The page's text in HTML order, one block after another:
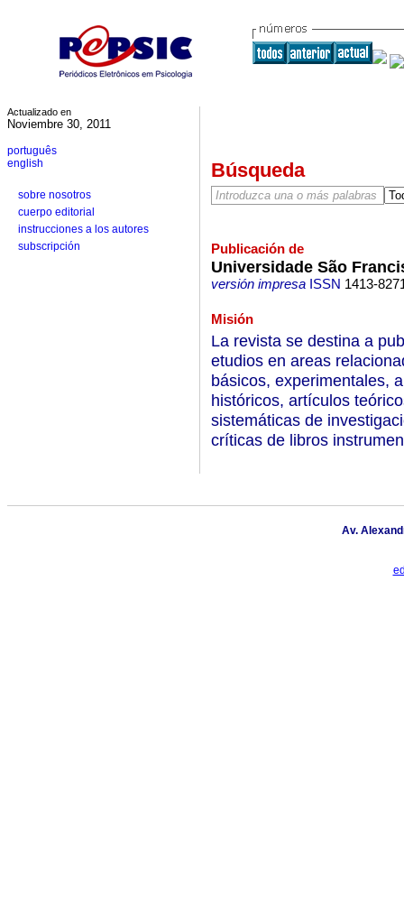
Actualizado en
Noviembre 30, 2011
português
english
sobre nosotros
cuerpo editorial
instrucciones a los autores
subscripción
Búsqueda
Publicación de
Universidade São
versión impresaISSN 1413-
Misión
La revista se destina a
etudios en areas
básicos, experimentales,
históricos, artículos
sistemáticas de
críticas de libros
Av.